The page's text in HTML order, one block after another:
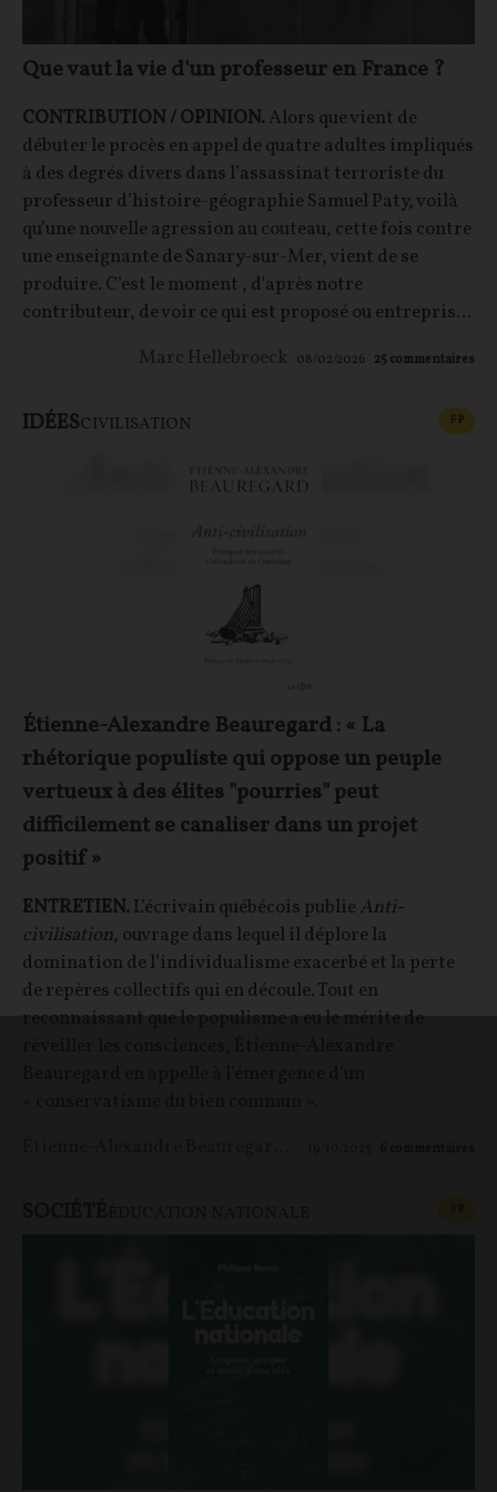
Que vaut la vie d'un professeur en France ?
CONTRIBUTION / OPINION.Alors que vient de
débuter le procès en appel de quatre adultes impliqués
à des degrés divers dans l’assassinat terroriste du
professeur d’histoire-géographie Samuel Paty, voilà
qu’une nouvelle agression au couteau, cette fois contre
une enseignante de Sanary-sur-Mer, vient de se
produire. C’est le moment , d'après notre
contributeur, de voir ce qui est proposé ou entrepris...
Marc Hellebroeck 08/02/2026 25 commentaires
IDÉESCIVILISATION FP
Étienne-Alexandre Beauregard : « La
rhétorique populiste qui oppose un peuple
vertueux à des élites "pourries" peut
difficilement se canaliser dans un projet
positif »
ENTRETIEN.L’écrivain québécois publie Anti-
civilisation, ouvrage dans lequel il déplore la
domination de l’individualisme exacerbé et la perte
de repères collectifs qui en découle. Tout en
reconnaissant que le populisme a eu le mérite de